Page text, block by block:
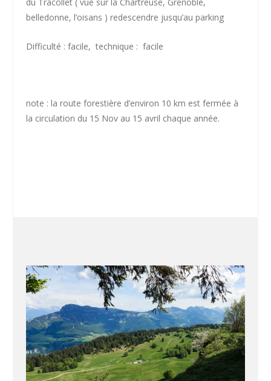
belledonne, l’oisans ) redescendre jusqu’au parking
Difficulté : facile, technique : facile
note : la route forestière d’environ 10 km est fermée à
la circulation du 15 Nov au 15 avril chaque année.